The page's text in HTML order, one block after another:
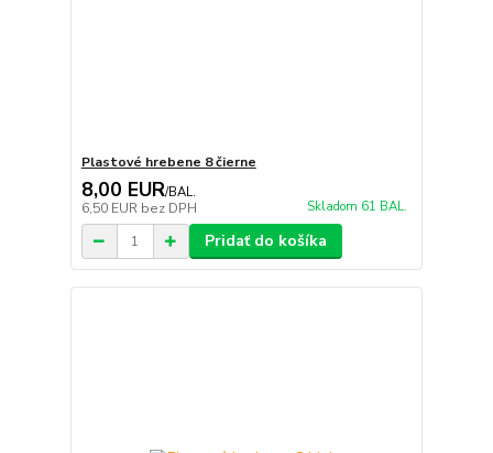
Plastové hrebene 8 čierne
8,00 EUR/BAL.
6,50 EUR bez DPH Skladom 61 BAL.
Pridať do košíka